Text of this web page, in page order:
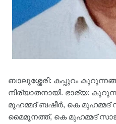
ബാലുശ്ശേരി: കപ്പുറം
നിര്യാതനായി. ഭാര്യ:
മുഹമ്മദ് ബഷീർ, കെ മുഹമ്മദ്
മൈമൂനത്ത്, കെ മുഹമ്മദ്